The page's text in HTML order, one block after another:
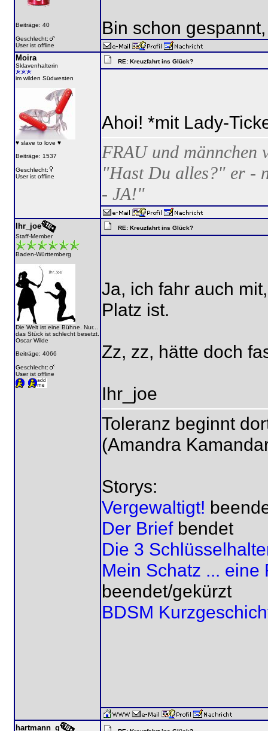
Beiträge: 40
Geschlecht:
User ist offline
Bin schon
Moira
Sklavenhalterin
im wilden Südwesten
♥ slave to love ♥
Beiträge: 1537
Geschlecht:
User ist offline
RE: Kreuzfahrt ins Glück?
Ahoi! *mit Lady-
FRAU und männchen
"Hast Du alles?" er -
- JA!"
Ihr_joe
Staff-Member
Baden-Württemberg
Die Welt ist eine Bühne. Nur...
das Stück ist schlecht besetzt.
Oscar Wilde
Beiträge: 4066
Geschlecht:
User ist offline
RE: Kreuzfahrt ins Glück?
Ja, ich fahr auch
Platz ist.
Zz, zz, hätte doch
Ihr_joe
Toleranz beginnt
(Amandra
Storys:
Vergewaltigt!
Der Briefbendet
Die 3
Mein Schatz ... eine
beendet/gekürzt
BDSM
hartmann_g